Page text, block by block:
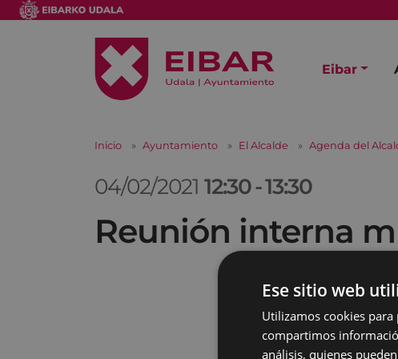
Eibar
Inicio Ayuntamiento El Alcalde Agenda del
04/02/2021 12:30-13:30
Reunión interna
Ese sitio web
Utilizamos cookies
compartimos
análisis, quienes